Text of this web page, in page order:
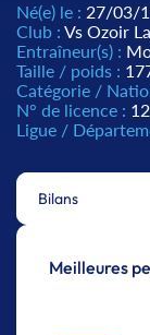
Né(e) le : 27/03/
Club : Vs Ozoir
Entraîneur(s) :
Taille / poids :
Catégorie /
N° de licence :
Ligue /
Bilans
Meilleures